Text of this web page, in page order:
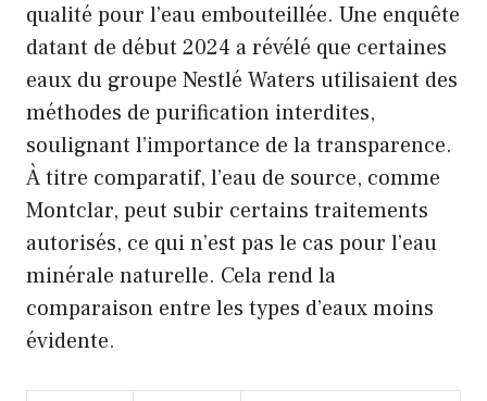
qualité pour l’eau embouteillée. Une enquête
datant de début 2024 a révélé que certaines
eaux du groupe Nestlé Waters utilisaient des
méthodes de purification interdites,
soulignant l’importance de la transparence.
À titre comparatif, l’eau de source, comme
Montclar, peut subir certains traitements
autorisés, ce qui n’est pas le cas pour l’eau
minérale naturelle. Cela rend la
comparaison entre les types d’eaux moins
évidente.